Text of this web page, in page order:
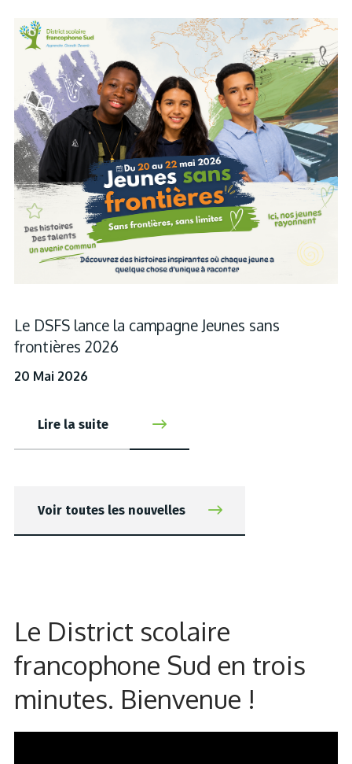
Le DSFS lance la campagne Jeunes sans
frontières 2026
20 Mai 2026
Lire la suite
Voir toutes les nouvelles
Le District scolaire
francophone Sud en trois
minutes. Bienvenue !